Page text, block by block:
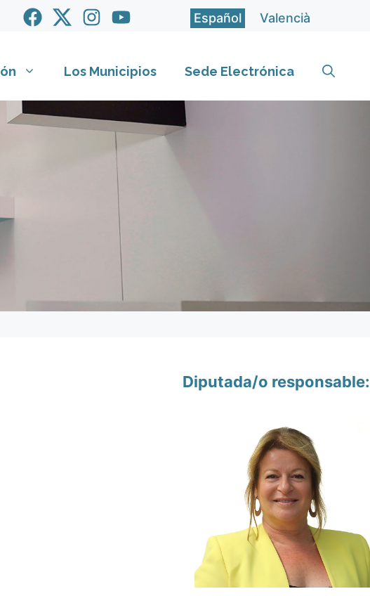
Español Valencià
Los Municipios Sede Electrónica
Diputada/o responsable: